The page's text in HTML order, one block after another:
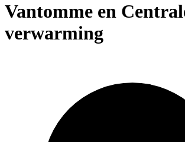
Vantomme en
verwarming